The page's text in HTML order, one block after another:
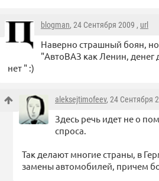
blogman, 24 Сентября 2009 , url
Наверно страшный боян,
"АвтоВАЗ как Ленин, денег
нет " :)
aleksejtimofeev, 24 Сентября
Здесь речь идет не о
спроса.
Так делают многие страны, в
замены автомобилей, причем